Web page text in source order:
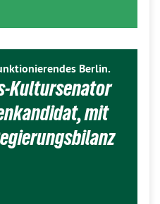
Berlin.
Kultursenator
mit